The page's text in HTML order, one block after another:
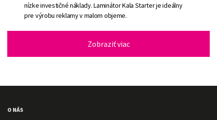
nízke investičné náklady. Laminátor Kala Starter je ideálny
pre výrobu reklamy v malom objeme.
Zobraziť viac
O NÁS